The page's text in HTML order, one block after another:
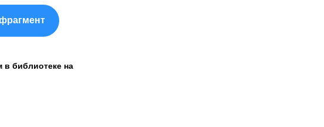
в библиотеке на